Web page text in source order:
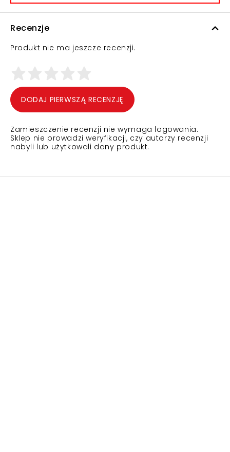
Recenzje
Produkt nie ma jeszcze recenzji.
DODAJ PIERWSZĄ RECENZJĘ
Zamieszczenie recenzji nie wymaga logowania.
Sklep nie prowadzi weryfikacji, czy autorzy recenzji
nabyli lub użytkowali dany produkt.